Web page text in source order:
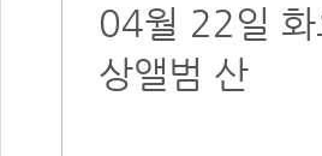
04월 22일 화
상앨범 산